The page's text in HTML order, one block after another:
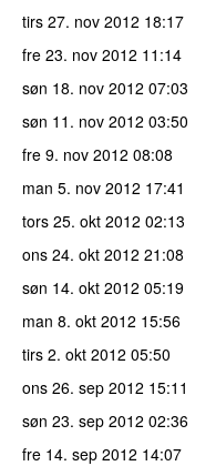
tirs 27. nov 2012 18:17
fre 23. nov 2012 11:14
søn 18. nov 2012 07:03
søn 11. nov 2012 03:50
fre 9. nov 2012 08:08
man 5. nov 2012 17:41
tors 25. okt 2012 02:13
ons 24. okt 2012 21:08
søn 14. okt 2012 05:19
man 8. okt 2012 15:56
tirs 2. okt 2012 05:50
ons 26. sep 2012 15:11
søn 23. sep 2012 02:36
fre 14. sep 2012 14:07